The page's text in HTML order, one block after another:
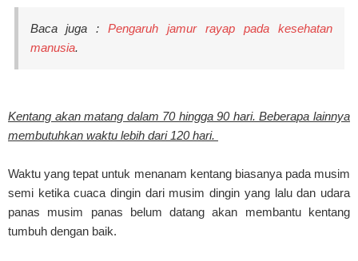
Baca juga :Pengaruh jamur rayap pada kesehatan
manusia.
Kentang akan matang dalam 70 hingga 90 hari. Beberapa lainnya
membutuhkan waktu lebih dari 120 hari.
Waktu yang tepat untuk menanam kentang biasanya pada musim
semi ketika cuaca dingin dari musim dingin yang lalu dan udara
panas musim panas belum datang akan membantu kentang
tumbuh dengan baik.